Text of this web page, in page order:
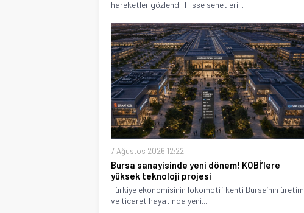
hareketler gözlendi. Hisse senetleri...
7 Ağustos 2026 12:22
Bursa sanayisinde yeni dönem! KOBİ’lere
yüksek teknoloji projesi
Türkiye ekonomisinin lokomotif kenti Bursa’nın üretim
ve ticaret hayatında yeni...